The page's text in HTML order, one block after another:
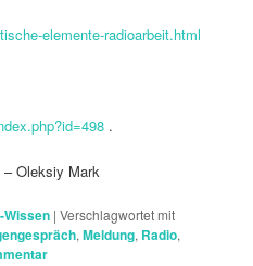
elemente-radioarbeit.html
.
Oleksiy Mark
Wissen |Verschlagwortet mit
,Meldung, Radio,